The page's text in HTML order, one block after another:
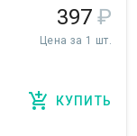
397 ₽
Цена за 1 шт.
КУПИТЬ